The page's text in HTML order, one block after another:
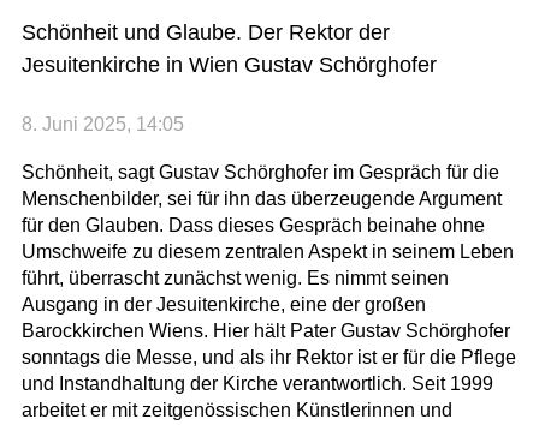
Schönheit und Glaube. Der Rektor der
Jesuitenkirche in Wien Gustav Schörghofer
8. Juni 2025, 14:05
Schönheit, sagt Gustav Schörghofer im Gespräch für die
Menschenbilder, sei für ihn das überzeugende Argument
für den Glauben. Dass dieses Gespräch beinahe ohne
Umschweife zu diesem zentralen Aspekt in seinem Leben
führt, überrascht zunächst wenig. Es nimmt seinen
Ausgang in der Jesuitenkirche, eine der großen
Barockkirchen Wiens. Hier hält Pater Gustav Schörghofer
sonntags die Messe, und als ihr Rektor ist er für die Pflege
und Instandhaltung der Kirche verantwortlich. Seit 1999
arbeitet er mit zeitgenössischen Künstlerinnen und